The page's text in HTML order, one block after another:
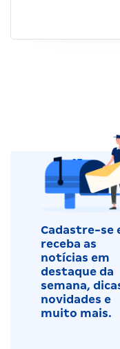
Cadastre-se
receba as
notícias em
destaque da
semana,
novidades e
muito mais.